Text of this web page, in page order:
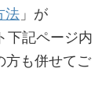
法 」が
下記ページ内
方も併せてご